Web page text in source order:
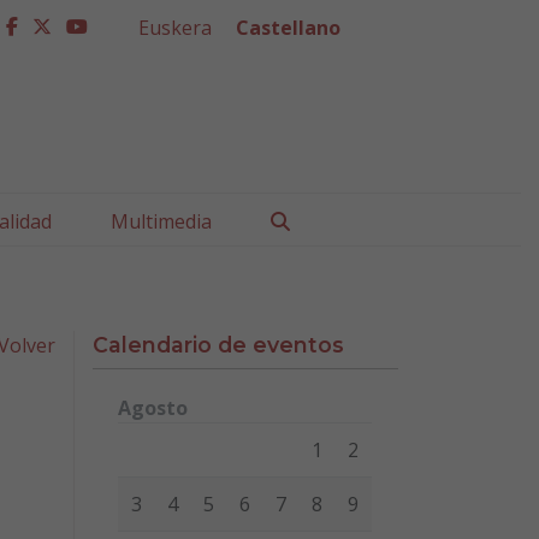
facebook
twitter
youtube
Euskera Castellano
Multimedia
Calendario de eventos
Agosto
Miércoles Jueves
1 2
3 4 5 6 7 8 9